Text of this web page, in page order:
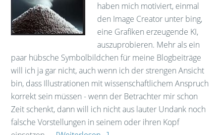
haben mich motiviert, einmal
den Image Creator unter bing,
eine Grafiken erzeugende KI,
auszuprobieren. Mehr als ein
paar hübsche Symbolbildchen für meine Blogbeiträge
will ich ja gar nicht, auch wenn ich der strengen Ansicht
bin, dass Illustrationen mit wissenschaftlichem Anspruch
korrekt sein müssen - wenn der Betrachter mir schon
Zeit schenkt, dann will ich nicht aus lauter Undank noch
falsche Vorstellungen in seinem oder ihren Kopf